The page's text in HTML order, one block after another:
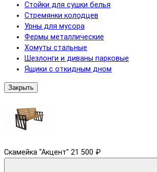
Стойки для сушки белья
Стремянки колодцев
Урны для мусора
Фермы металлические
Хомуты стальные
Шезлонги и диваны парковые
Ящики с откидным дном
Закрыть
Скамейка "Акцент" 21 500 ₽